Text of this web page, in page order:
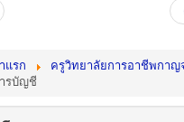
แรก
ครูวิทยาลัยการอาชีพกาญ
รบัญชี